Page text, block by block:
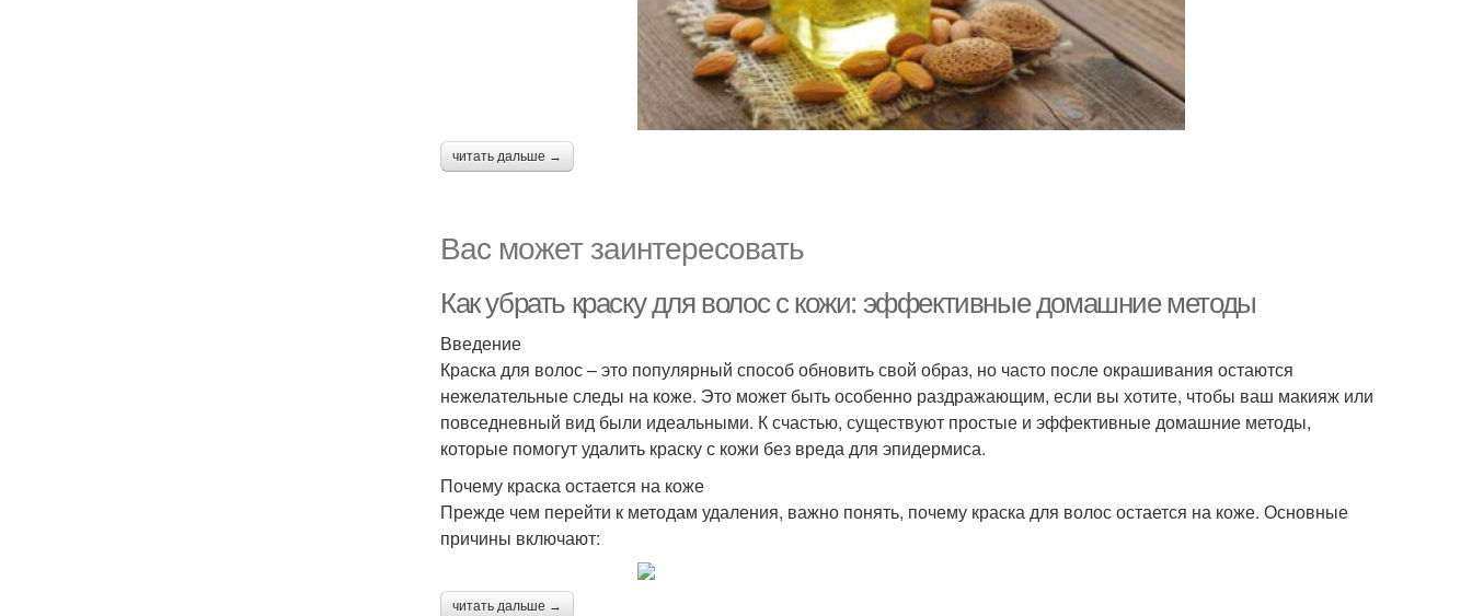
читать дальше →
Вас может заинтересовать
Как убрать краску для волос с кожи: эффективные домашние методы
Введение
Краска для волос – это популярный способ обновить свой образ, но часто после окрашивания остаются
нежелательные следы на коже. Это может быть особенно раздражающим, если вы хотите, чтобы ваш макияж или
повседневный вид были идеальными. К счастью, существуют простые и эффективные домашние методы,
которые помогут удалить краску с кожи без вреда для эпидермиса.
Почему краска остается на коже
Прежде чем перейти к методам удаления, важно понять, почему краска для волос остается на коже. Основные
причины включают:
читать дальше →